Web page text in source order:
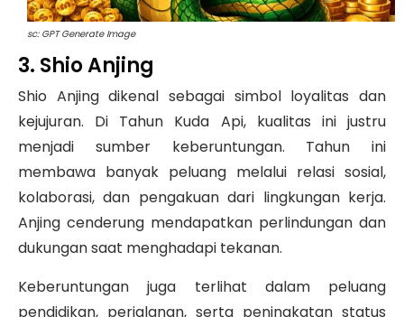
sc: GPT Generate Image
3. Shio Anjing
Shio Anjing dikenal sebagai simbol loyalitas dan
kejujuran. Di Tahun Kuda Api, kualitas ini justru
menjadi sumber keberuntungan. Tahun ini
membawa banyak peluang melalui relasi sosial,
kolaborasi, dan pengakuan dari lingkungan kerja.
Anjing cenderung mendapatkan perlindungan dan
dukungan saat menghadapi tekanan.
Keberuntungan juga terlihat dalam peluang
pendidikan, perjalanan, serta peningkatan status